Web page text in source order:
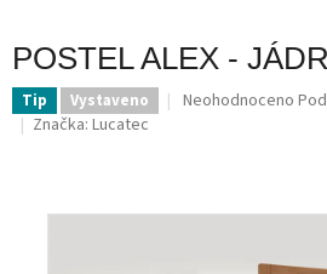
POSTEL ALEX -
Tip Vystaveno
Průměrné
z
hvězdiček.
Neohodnoceno
Značka: Lucatec